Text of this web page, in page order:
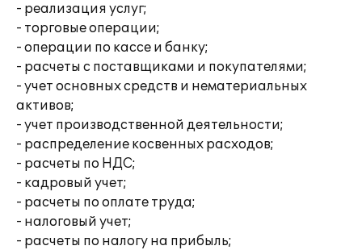
- реализация услуг;
- торговые операции;
- операции по кассе и банку;
- расчеты с поставщиками и покупателями;
- учет основных средств и нематериальных
активов;
- учет производственной деятельности;
- распределение косвенных расходов;
- расчеты по НДС;
- кадровый учет;
- расчеты по оплате труда;
- налоговый учет;
- расчеты по налогу на прибыль;